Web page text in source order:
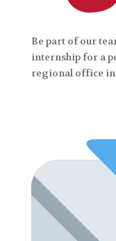
Be part of our
internship for a
regional office